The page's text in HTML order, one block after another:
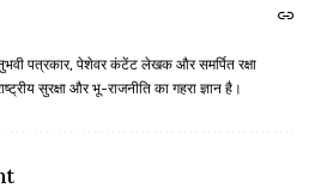
पत्रकार, पेशेवर कंटेंट लेखक और समर्पित रक्षा
सुरक्षा और भू-राजनीति का गहरा ज्ञान है।